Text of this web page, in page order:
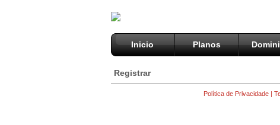
Inicio Planos
Registrar